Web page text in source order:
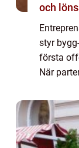
och
styr
första
När